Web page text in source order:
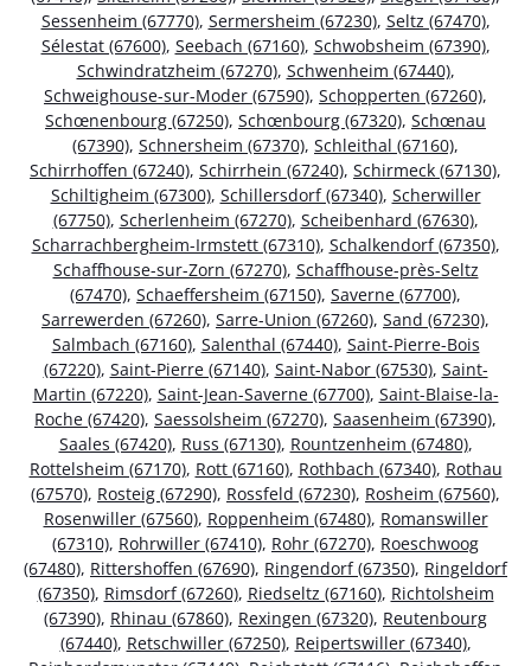
Sessenheim (67770), Sermersheim (67230), Seltz (67470),
Sélestat (67600), Seebach (67160), Schwobsheim (67390),
Schwindratzheim (67270), Schwenheim (67440),
Schweighouse-sur-Moder (67590), Schopperten (67260),
Schœnenbourg (67250), Schœnbourg (67320), Schœnau
(67390), Schnersheim (67370), Schleithal (67160),
Schirrhoffen (67240), Schirrhein (67240), Schirmeck (67130),
Schiltigheim (67300), Schillersdorf (67340), Scherwiller
(67750), Scherlenheim (67270), Scheibenhard (67630),
Scharrachbergheim-Irmstett (67310), Schalkendorf (67350),
Schaffhouse-sur-Zorn (67270), Schaffhouse-près-Seltz
(67470), Schaeffersheim (67150), Saverne (67700),
Sarrewerden (67260), Sarre-Union (67260), Sand (67230),
Salmbach (67160), Salenthal (67440), Saint-Pierre-Bois
(67220), Saint-Pierre (67140), Saint-Nabor (67530), Saint-
Martin (67220), Saint-Jean-Saverne (67700), Saint-Blaise-la-
Roche (67420), Saessolsheim (67270), Saasenheim (67390),
Saales (67420), Russ (67130), Rountzenheim (67480),
Rottelsheim (67170), Rott (67160), Rothbach (67340), Rothau
(67570), Rosteig (67290), Rossfeld (67230), Rosheim (67560),
Rosenwiller (67560), Roppenheim (67480), Romanswiller
(67310), Rohrwiller (67410), Rohr (67270), Roeschwoog
(67480), Rittershoffen (67690), Ringendorf (67350), Ringeldorf
(67350), Rimsdorf (67260), Riedseltz (67160), Richtolsheim
(67390), Rhinau (67860), Rexingen (67320), Reutenbourg
(67440), Retschwiller (67250), Reipertswiller (67340),